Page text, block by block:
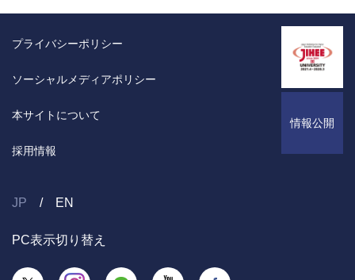
情報公開
プライバシーポリシー
ソーシャルメディアポリシー
本サイトについて
採用情報
JP EN
PC表示切り替え